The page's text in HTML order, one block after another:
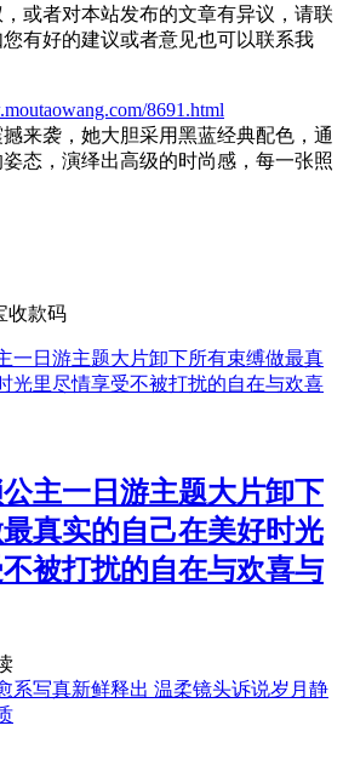
或者对本站发布的文章有异议，请联
有好的建议或者意见也可以联系我
8691.html
来袭，她大胆采用黑蓝经典配色，通
态，演绎出高级的时尚感，每一张照
主一日游主题大片卸下
真实的自己在美好时光
被打扰的自在与欢喜与